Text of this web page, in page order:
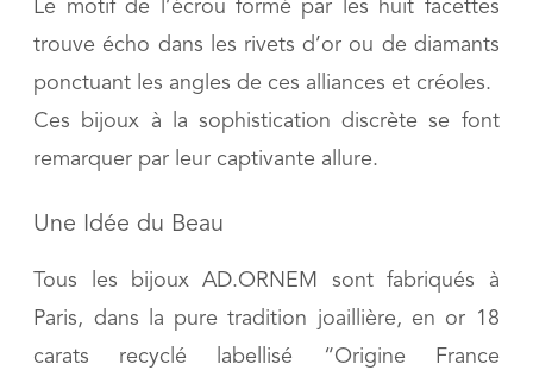
Le motif de l’écrou formé par les huit facettes
trouve écho dans les rivets d’or ou de diamants
ponctuant les angles de ces alliances et créoles.
Ces bijoux à la sophistication discrète se font
remarquer par leur captivante allure.
Une Idée du Beau
Tous les bijoux AD.ORNEM sont fabriqués à
Paris, dans la pure tradition joaillière, en or 18
carats recyclé labellisé “Origine France